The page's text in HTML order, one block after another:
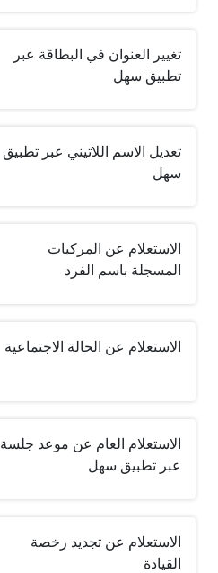
تغيير العنوان في البطاقة عبر
تطبيق سهل
تعديل الاسم اللاتيني عبر تطبيق
سهل
الاستعلام عن المركبات
المسجلة باسم الفرد
الاستعلام عن الحالة الاجتماعية
الاستعلام العام عن موعد جلسة
عبر تطبيق سهل
الاستعلام عن تجديد رخصة
القيادة